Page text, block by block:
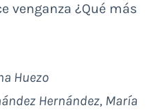
venganza ¿Qué más
Huezo
Hernández, María